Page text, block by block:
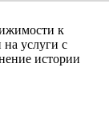
к
услуги с
истории